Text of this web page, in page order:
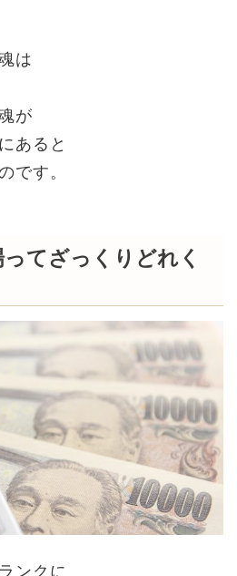
は
が
あると
です。
てざっくりどれく
ンクに